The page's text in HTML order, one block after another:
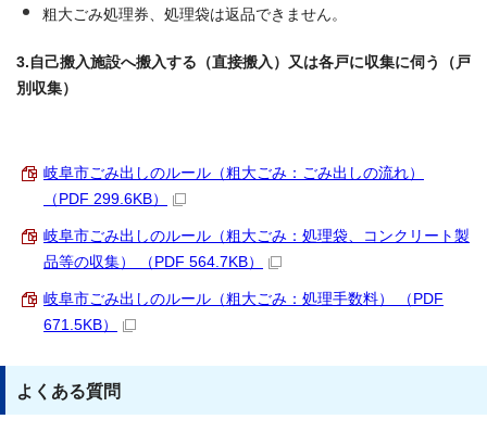
粗大ごみ処理券、処理袋は返品できません。
3.自己搬入施設へ搬入する（直接搬入）又は各戸に収集に伺う（戸
別収集）
岐阜市ごみ出しのルール（粗大ごみ：ごみ出しの流れ）
（PDF 299.6KB）
岐阜市ごみ出しのルール（粗大ごみ：処理袋、コンクリート製
品等の収集） （PDF 564.7KB）
岐阜市ごみ出しのルール（粗大ごみ：処理手数料） （PDF
671.5KB）
よくある質問